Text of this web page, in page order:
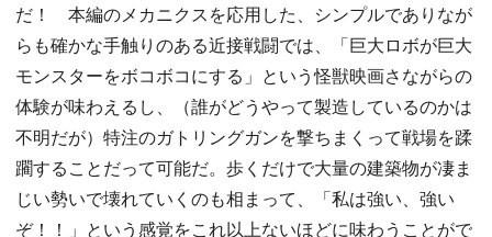
だ！ 本編のメカニクスを応用した、シンプルでありなが
らも確かな手触りのある近接戦闘では、「巨大ロボが巨大
モンスターをボコボコにする」という怪獣映画さながらの
体験が味わえるし、（誰がどうやって製造しているのかは
不明だが）特注のガトリングガンを撃ちまくって戦場を蹂
躙することだって可能だ。歩くだけで大量の建築物が凄ま
じい勢いで壊れていくのも相まって、「私は強い、強い
ぞ！！」という感覚をこれ以上ないほどに味わうことがで